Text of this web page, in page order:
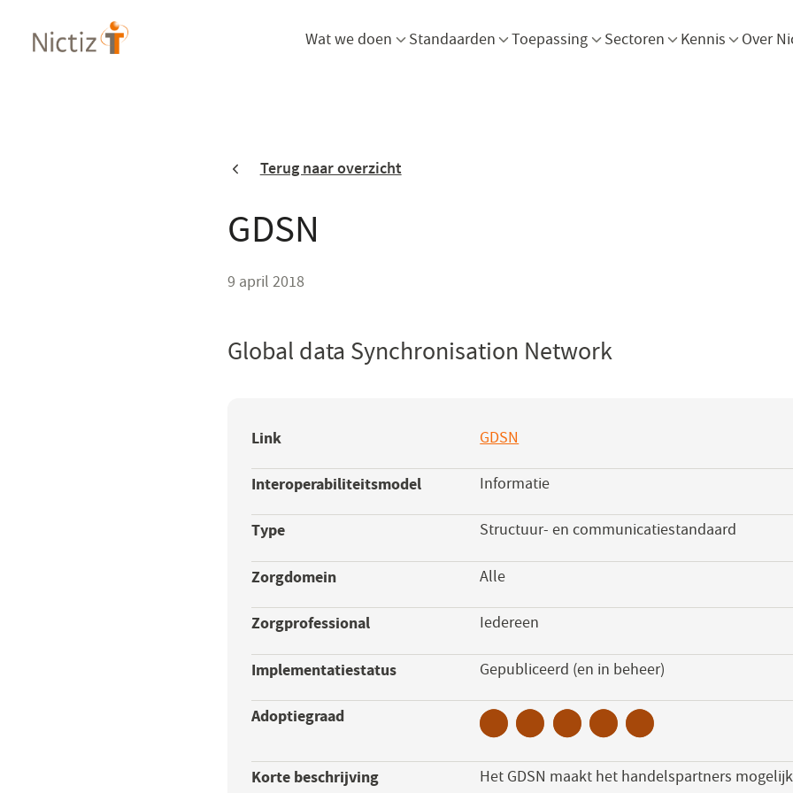
en
Wat we doen Menu openen
Standaarden Menu openen
Toepassing Menu openen
Sectoren Menu openen
Kennis Over
Terug naar overzicht
GDSN
9 april 2018
Global data Synchronisation Network
Link GDSN
in
een
nieuw
Interoperabiliteitsmodel Informatie
Type Structuur- en communicatiestandaard
Zorgdomein Alle
Zorgprofessional Iedereen
Implementatiestatus Gepubliceerd (en in beheer)
Adoptiegraad
Korte beschrijving Het GDSN maakt het handelspartners